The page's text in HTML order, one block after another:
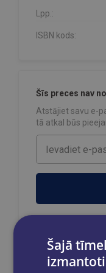
Lpp.:
ISBN kods:
Šīs preces nav
Atstājiet savu e-
tā atkal būs
cenas
Šajā